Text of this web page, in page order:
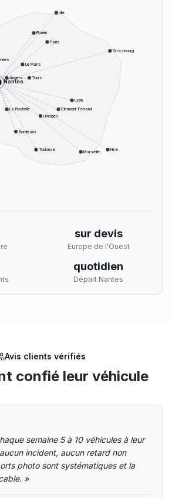
Nantes
Paris
Lyon
Marseille
Toulouse
Bordeaux
Nice
Strasbourg
Lille
Angers
Le Mans
Tours
Limoges
Clermont-Ferrand
Rouen
La Rochelle
sur devis
Europe de l'Ouest
quotidien
Départ Nantes
Avis clients vérifiés
confié leur véhicule
semaine 5 à 10 véhicules à leur
incident, aucun retard non
photo sont systématiques et la
»